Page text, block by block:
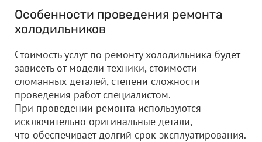
Особенности проведения ремонта
холодильников
Стоимость услуг по ремонту холодильника будет
зависеть от модели техники, стоимости
сломанных деталей, степени сложности
проведения работ специалистом.
При проведении ремонта используются
исключительно оригинальные детали,
что обеспечивает долгий срок эксплуатирования.